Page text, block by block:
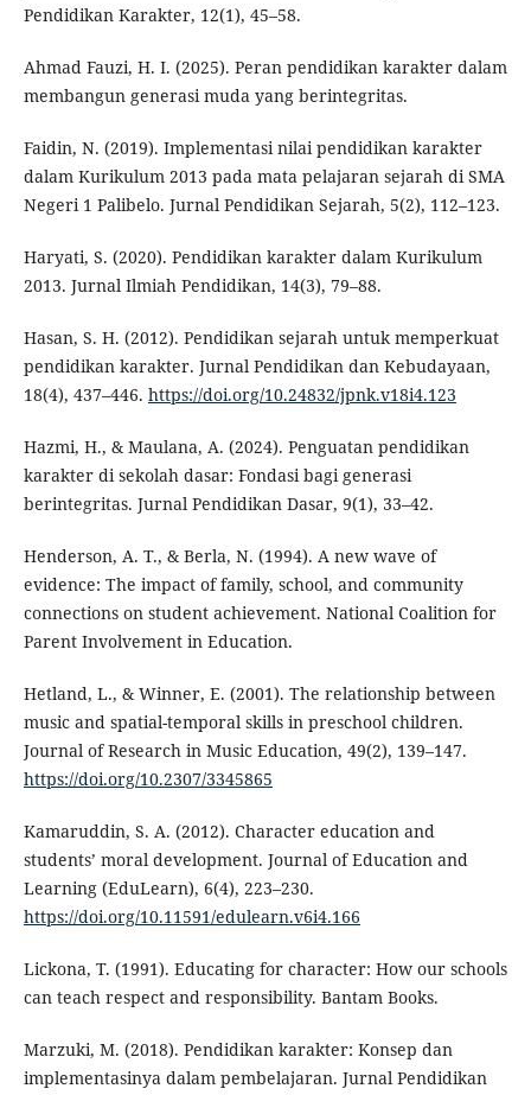
Pendidikan Karakter, 12(1), 45–58.
Ahmad Fauzi, H. I. (2025). Peran pendidikan karakter dalam
membangun generasi muda yang berintegritas.
Faidin, N. (2019). Implementasi nilai pendidikan karakter
dalam Kurikulum 2013 pada mata pelajaran sejarah di SMA
Negeri 1 Palibelo. Jurnal Pendidikan Sejarah, 5(2), 112–123.
Haryati, S. (2020). Pendidikan karakter dalam Kurikulum
2013. Jurnal Ilmiah Pendidikan, 14(3), 79–88.
Hasan, S. H. (2012). Pendidikan sejarah untuk memperkuat
pendidikan karakter. Jurnal Pendidikan dan Kebudayaan,
18(4), 437–446. https://doi.org/10.24832/jpnk.v18i4.123
Hazmi, H., & Maulana, A. (2024). Penguatan pendidikan
karakter di sekolah dasar: Fondasi bagi generasi
berintegritas. Jurnal Pendidikan Dasar, 9(1), 33–42.
Henderson, A. T., & Berla, N. (1994). A new wave of
evidence: The impact of family, school, and community
connections on student achievement. National Coalition for
Parent Involvement in Education.
Hetland, L., & Winner, E. (2001). The relationship between
music and spatial-temporal skills in preschool children.
Journal of Research in Music Education, 49(2), 139–147.
https://doi.org/10.2307/3345865
Kamaruddin, S. A. (2012). Character education and
students’ moral development. Journal of Education and
Learning (EduLearn), 6(4), 223–230.
https://doi.org/10.11591/edulearn.v6i4.166
Lickona, T. (1991). Educating for character: How our schools
can teach respect and responsibility. Bantam Books.
Marzuki, M. (2018). Pendidikan karakter: Konsep dan
implementasinya dalam pembelajaran. Jurnal Pendidikan